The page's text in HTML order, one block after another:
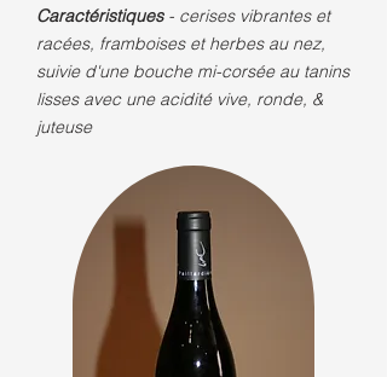
Caractéristiques- cerisesvibrantes et
racées, framboises et herbes au nez,
suivie d'une bouche mi-corsée au tanins
lisses avec une acidité vive, ronde, &
juteuse